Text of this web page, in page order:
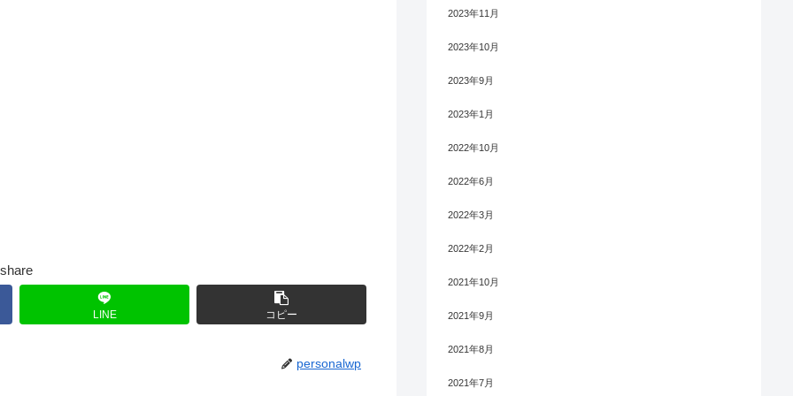
share
LINE コピー
personalwp
2023年11月
2023年10月
2023年9月
2023年1月
2022年10月
2022年6月
2022年3月
2022年2月
2021年10月
2021年9月
2021年8月
2021年7月